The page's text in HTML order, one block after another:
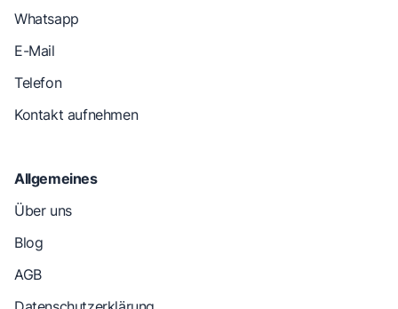
Whatsapp
E-Mail
Telefon
Kontakt aufnehmen
Allgemeines
Über uns
Blog
AGB